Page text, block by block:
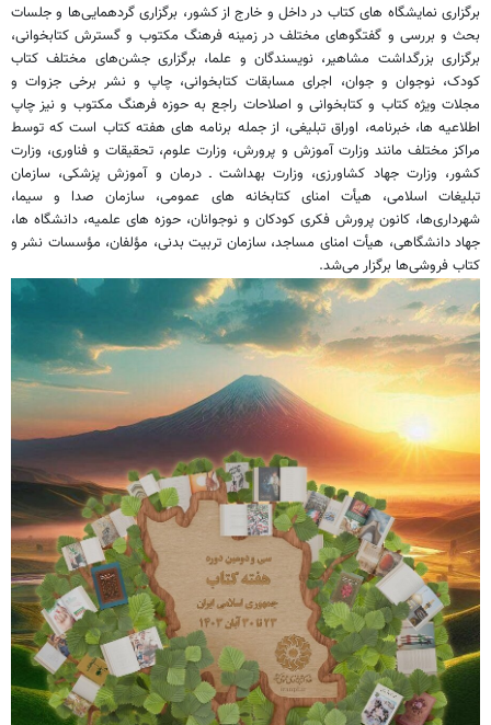
برگزاری نمایشگاه های کتاب در داخل و خارج از کشور، برگزاری گردهمایی‌ها و جلسات
بحث و بررسی و گفتگوهای مختلف در زمینه فرهنگ مکتوب و گسترش کتابخوانی،
برگزاری بزرگداشت مشاهیر، نویسندگان و علما، برگزاری جشن‌های مختلف کتاب
کودک، نوجوان و جوان، اجرای مسابقات کتابخوانی، چاپ و نشر برخی جزوات و
مجلات ویژه کتاب و کتابخوانی و اصلاحات راجع به حوزه فرهنگ مکتوب و نیز چاپ
اطلاعیه ها، خبرنامه، اوراق تبلیغی، از جمله برنامه های هفته کتاب است که توسط
مراکز مختلف مانند وزارت آموزش و پرورش، وزارت علوم، تحقیقات و فناوری، وزارت
کشور، وزارت جهاد کشاورزی، وزارت بهداشت ـ درمان و آموزش پزشکی، سازمان
تبلیغات اسلامی، هیأت امنای کتابخانه های عمومی، سازمان صدا و سیما،
شهرداری‌ها، کانون پرورش فکری کودکان و نوجوانان، حوزه های علمیه، دانشگاه ها،
جهاد دانشگاهی، هیأت امنای مساجد، سازمان تربیت بدنی، مؤلفان، مؤسسات نشر و
کتاب فروشی‌ها برگزار می‌شد.